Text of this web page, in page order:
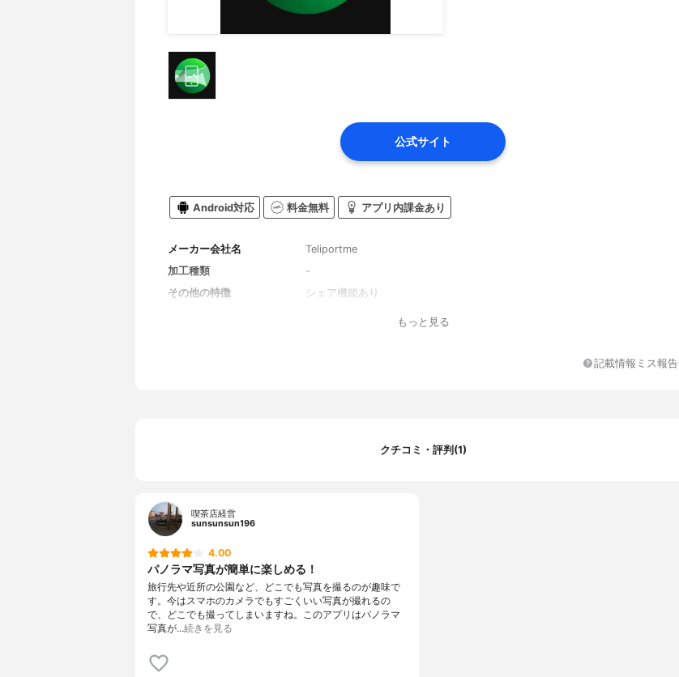
公式サイト
Android対応 料金無料 アプリ内課金あり
メーカー会社名
Teliportme
加工種類
-
その他の特徴
シェア機能あり
もっと見る
記載情報ミス報告
クチコミ・評判(1)
喫茶店経営
sunsunsun196
4.00
パノラマ写真が簡単に楽しめる！
旅行先や近所の公園など、どこでも写真を撮るのが趣味で
す。今はスマホのカメラでもすごくいい写真が撮れるの
で、どこでも撮ってしまいますね。このアプリはパノラマ
写真が…続きを見る